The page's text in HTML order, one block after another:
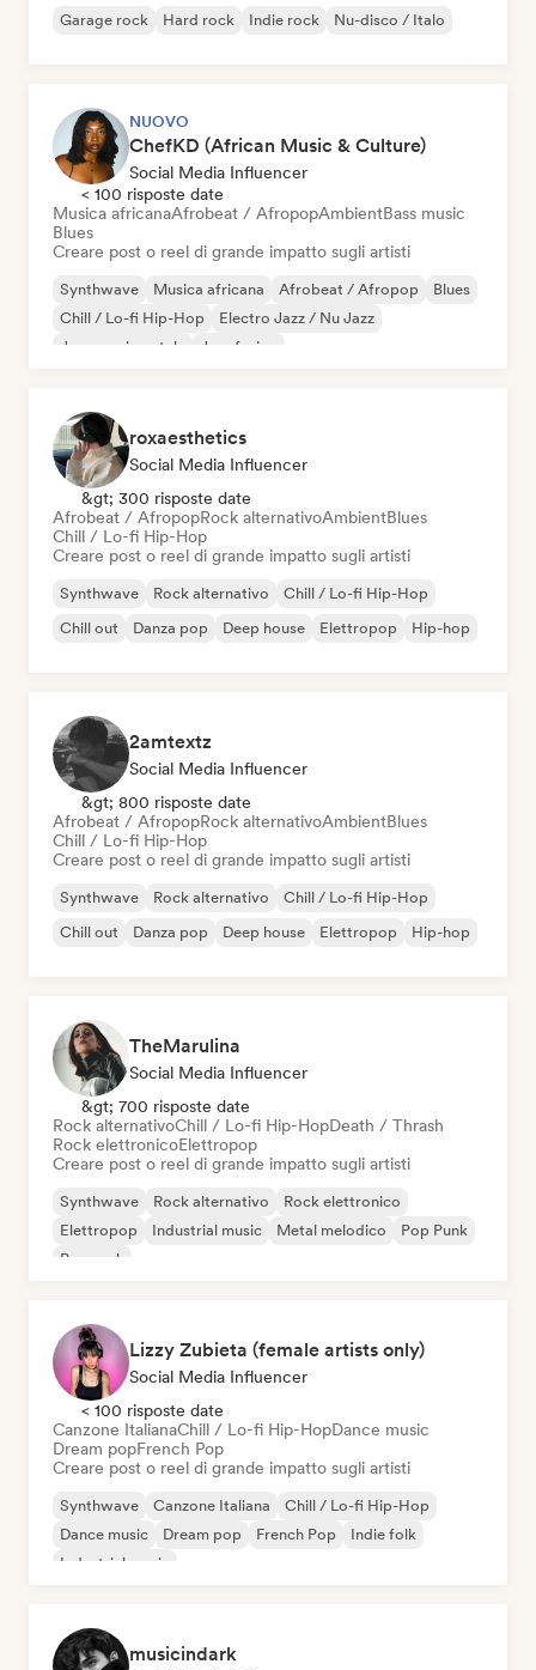
Garage rock Hard rock Indie rock Nu-disco / Italo
NUOVO
ChefKD (African Music & Culture)
Social Media Influencer
< 100 risposte date
Musica africanaAfrobeat / AfropopAmbientBass music
Blues
Creare post o reel di grande impatto sugli artisti
Synthwave Musica africana Afrobeat / Afropop
Blues
Chill / Lo-fi Hip-Hop
Electro Jazz / Nu Jazz
Jazz sperimentale
Jazz fusion
roxaesthetics
Social Media Influencer
&gt; 300 risposte date
Afrobeat / AfropopRock alternativoAmbientBlues
Chill / Lo-fi Hip-Hop
Creare post o reel di grande impatto sugli artisti
Synthwave Rock alternativo
Chill / Lo-fi Hip-Hop
Chill out
Danza pop Deep house Elettropop Hip-hop
2amtextz
Social Media Influencer
&gt; 800 risposte date
Afrobeat / AfropopRock alternativoAmbientBlues
Chill / Lo-fi Hip-Hop
Creare post o reel di grande impatto sugli artisti
Synthwave Rock alternativo
Chill / Lo-fi Hip-Hop
Chill out
Danza pop Deep house Elettropop Hip-hop
TheMarulina
Social Media Influencer
&gt; 700 risposte date
Rock alternativoChill / Lo-fi Hip-HopDeath / Thrash
Rock elettronicoElettropop
Creare post o reel di grande impatto sugli artisti
Synthwave Rock alternativo
Rock elettronico
Elettropop
Industrial music Metal melodico
Pop Punk
Pop rock
Lizzy Zubieta (female artists only)
Social Media Influencer
< 100 risposte date
Canzone ItalianaChill / Lo-fi Hip-HopDance music
Dream popFrench Pop
Creare post o reel di grande impatto sugli artisti
Synthwave Canzone Italiana
Chill / Lo-fi Hip-Hop
Dance music
Dream pop French Pop
Indie folk
Industrial music
musicindark